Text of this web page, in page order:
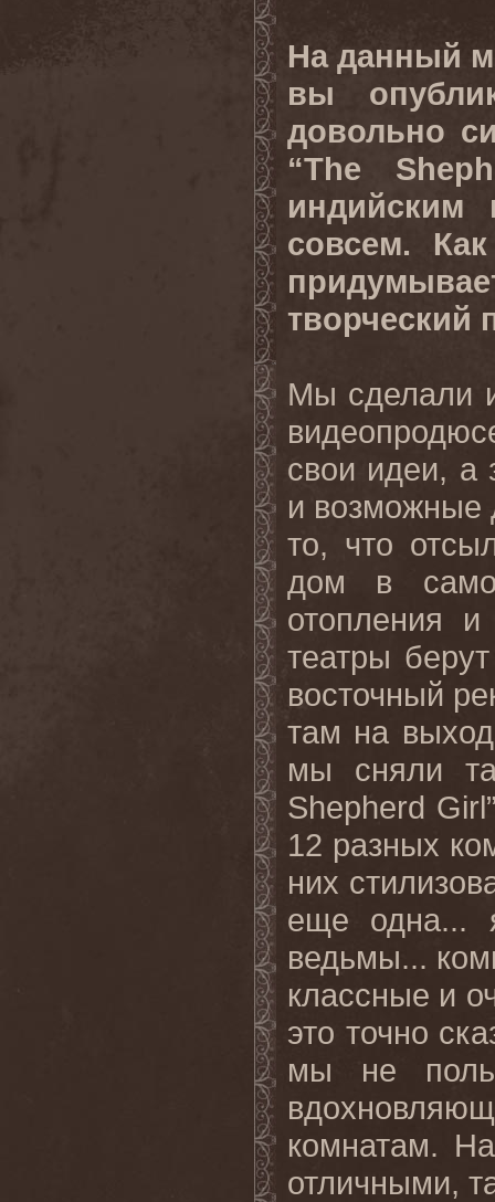
На данный
вы
довольно
“The
индийским
совсем.
творческий
Мы сделали
свои идеи, а
и возможные
то, что
дом в
отопления
театры
восточный
там на
мы сняли
Shepherd
12 разных
них
еще одна...
ведьмы...
классные и
это точно
мы не
комнатам.
отличными,